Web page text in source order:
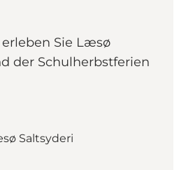
Sie Læsø
der Schulherbstferien